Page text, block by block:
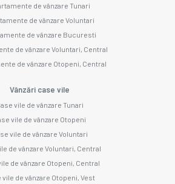
de vânzare Tunari
de vânzare Voluntari
de vânzare Bucuresti
de vânzare Voluntari, Central
de vânzare Otopeni, Central
Vânzări case vile
vile de vânzare Tunari
vile de vânzare Otopeni
vile de vânzare Voluntari
de vânzare Voluntari, Central
de vânzare Otopeni, Central
vile de vânzare Otopeni, Vest